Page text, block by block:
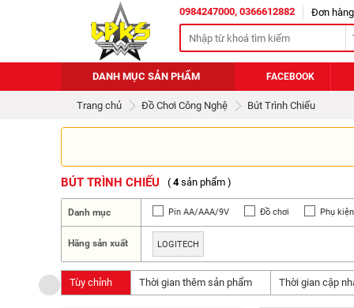
0984247000, 0366612882 Đơn hàng
FACEBOOK
DANH MỤC SẢN PHẨM
Trang chủ Đồ Chơi Công Nghệ Bút Trình Chiếu
BÚT TRÌNH CHIẾU ( 4sản phẩm )
Danh mục Pin AA/AAA/9V Đồ chơi Phụ
Phụ kiện Game
Hãng sản xuất LOGITECH
Tùy chỉnh Thời gian thêm sản phẩm Thời gian cập